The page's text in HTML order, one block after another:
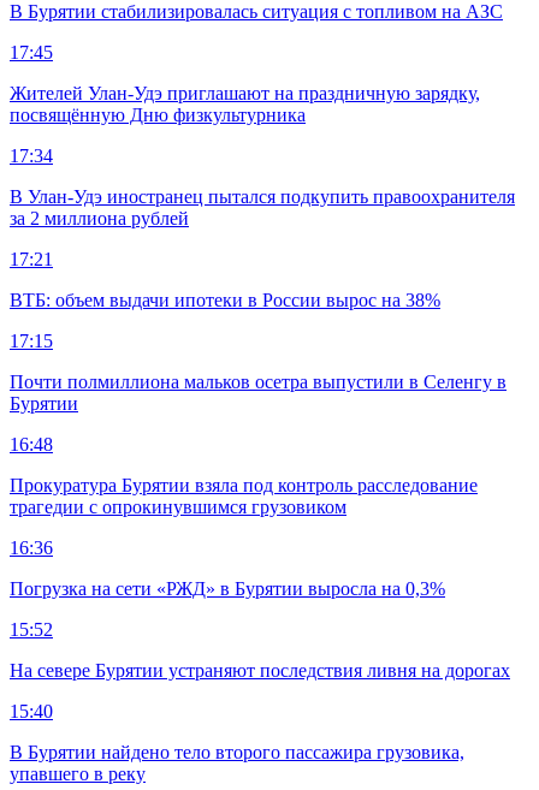
В Бурятии стабилизировалась ситуация с топливом на АЗС
17:45
Жителей Улан-Удэ приглашают на праздничную зарядку,
посвящённую Дню физкультурника
17:34
В Улан-Удэ иностранец пытался подкупить правоохранителя
за 2 миллиона рублей
17:21
ВТБ: объем выдачи ипотеки в России вырос на 38%
17:15
Почти полмиллиона мальков осетра выпустили в Селенгу в
Бурятии
16:48
Прокуратура Бурятии взяла под контроль расследование
трагедии с опрокинувшимся грузовиком
16:36
Погрузка на сети «РЖД» в Бурятии выросла на 0,3%
15:52
На севере Бурятии устраняют последствия ливня на дорогах
15:40
В Бурятии найдено тело второго пассажира грузовика,
упавшего в реку